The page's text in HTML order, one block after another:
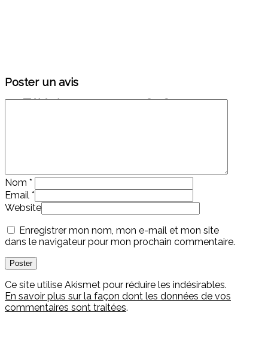
Téléphone : 01 44 07 64 87
Poster un avis
Nom *
Email *
Website
Enregistrer mon nom, mon e-mail et mon site
dans le navigateur pour mon prochain commentaire.
Ce site utilise Akismet pour réduire les indésirables.
En savoir plus sur la façon dont les données de vos
commentaires sont traitées.